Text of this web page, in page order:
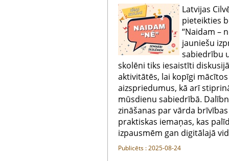
Latvijas
pieteikties
“Naidam –
jauniešu
sabiedrību
skolēni tiks iesaistīti
aktivitātēs, lai kopīgi
aizspriedumus, kā arī
mūsdienu sabiedrībā.
zināšanas par vārda
praktiskas iemaņas, kas
izpausmēm gan digitālajā
Publicēts : 2025-08-24